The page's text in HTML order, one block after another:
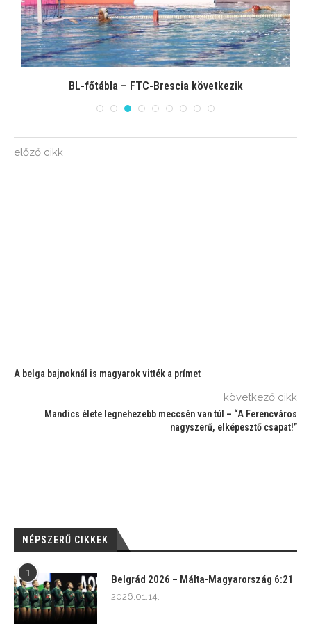
BL-főtábla – FTC-Brescia következik
előző cikk
A belga bajnoknál is magyarok vitték a prímet
következő cikk
Mandics élete legnehezebb meccsén van túl – “A Ferencváros
nagyszerű, elképesztő csapat!”
NÉPSZERŰ CIKKEK
1
Belgrád 2026 – Málta-Magyarország 6:21
2026.01.14.